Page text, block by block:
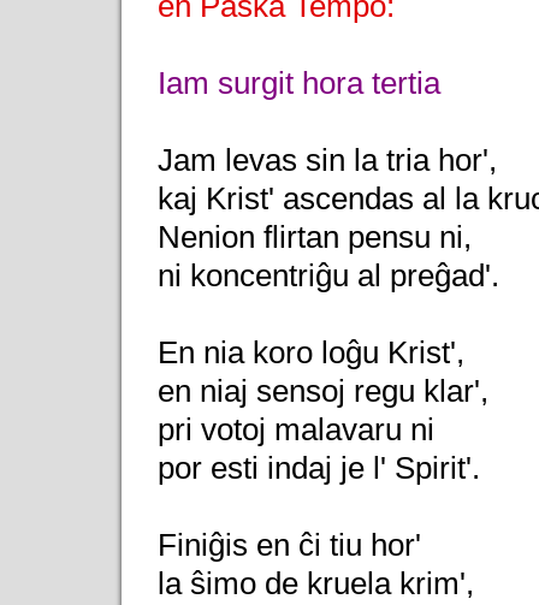
Iam surgit hora tertia
Jam levas sin la tria hor',
kaj Krist' ascendas al la
Nenion flirtan pensu ni,
ni koncentriĝu al preĝad'.
En nia koro loĝu Krist',
en niaj sensoj regu klar',
pri votoj malavaru ni
por esti indaj je l' Spirit'.
Finiĝis en ĉi tiu hor'
la ŝimo de kruela krim',